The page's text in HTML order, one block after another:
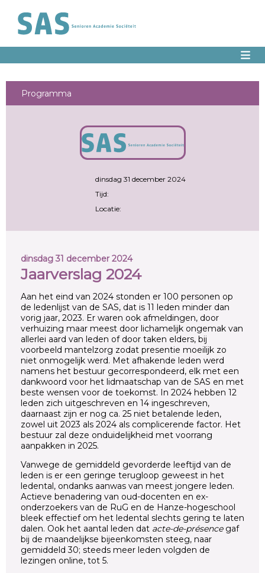
Programma
dinsdag 31 december 2024
Tijd:
Locatie:
dinsdag 31 december 2024
Jaarverslag 2024
Aan het eind van 2024 stonden er 100 personen op
de ledenlijst van de SAS, dat is 11 leden minder dan
vorig jaar, 2023. Er waren ook afmeldingen, door
verhuizing maar meest door lichamelijk ongemak van
allerlei aard van leden of door taken elders, bij
voorbeeld mantelzorg zodat presentie moeilijk zo
niet onmogelijk werd. Met afhakende leden werd
namens het bestuur gecorrespondeerd, elk met een
dankwoord voor het lidmaatschap van de SAS en met
beste wensen voor de toekomst. In 2024 hebben 12
leden zich uitgeschreven en 14 ingeschreven,
daarnaast zijn er nog ca. 25 niet betalende leden,
zowel uit 2023 als 2024 als complicerende factor. Het
bestuur zal deze onduidelijkheid met voorrang
aanpakken in 2025.
Vanwege de gemiddeld gevorderde leeftijd van de
leden is er een geringe terugloop geweest in het
ledental, ondanks aanwas van meest jongere leden.
Actieve benadering van oud-docenten en ex-
onderzoekers van de RuG en de Hanze-hogeschool
bleek effectief om het ledental slechts gering te laten
dalen. Ook het aantal leden dat acte-de-présencegaf
bij de maandelijkse bijeenkomsten steeg, naar
gemiddeld 30; steeds meer leden volgden de
lezingen online, tot 5.